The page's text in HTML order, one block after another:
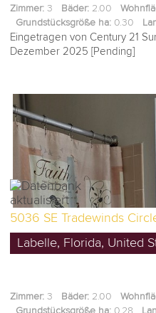
Zimmer: 3 Bäder: 2.00
Grundstücksgröße ha: 0.30
Eingetragen von Century 21
Dezember 2025 [Pending]
5036 SE Tradewinds
Labelle, Florida, United
Zimmer: 3 Bäder: 2.00